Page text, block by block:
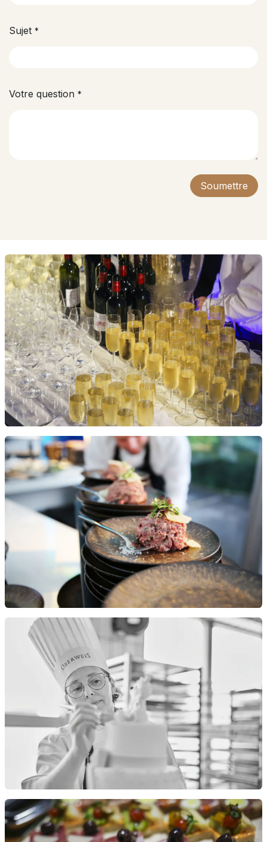
Sujet *
Votre question *
Soumettre